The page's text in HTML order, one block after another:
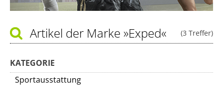
(3 Treffer)
Artikel der Marke »Exped«
KATEGORIE
Sportausstattung